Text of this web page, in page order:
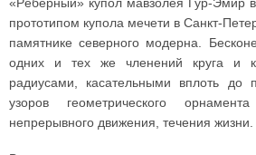
«Рёберный» купол мавзолея Гур-Эмир
прототипом купола мечети в Санкт-
памятнике северного модерна.
одних и тех же членений круга и
радиусами, касательными вплоть до
узоров геометрического
непрерывного движения, течения жизни.